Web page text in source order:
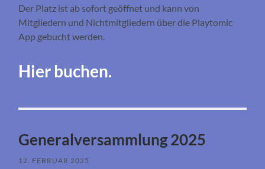
Der Platz ist ab sofort geöffnet und kann von
Mitgliedern und Nichtmitgliedern über die Playtomic
App gebucht werden.
Hier buchen.
Generalversammlung 2025
12. FEBRUAR 2025